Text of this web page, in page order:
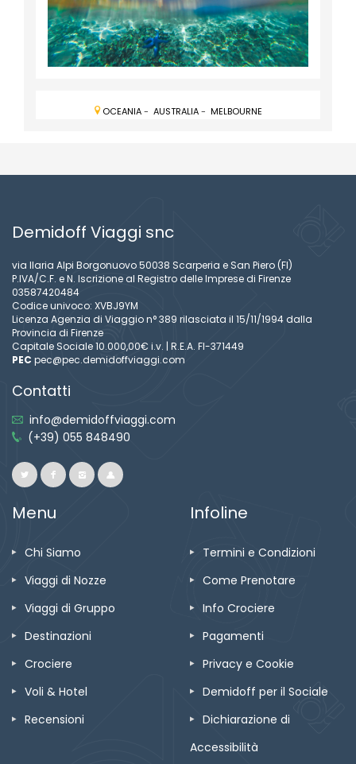
OCEANIA- AUSTRALIA- MELBOURNE
Demidoff Viaggi snc
via Ilaria Alpi Borgonuovo 50038 Scarperia e San Piero (FI)
P.IVA/C.F. e N. Iscrizione al Registro delle Imprese di Firenze
03587420484
Codice univoco: XVBJ9YM
Licenza Agenzia di Viaggio n° 389 rilasciata il 15/11/1994 dalla
Provincia di Firenze
Capitale Sociale 10.000,00€ i.v. | R.E.A. FI-371449
PEC pec@pec.demidoffviaggi.com
Contatti
info@demidoffviaggi.com
(+39) 055 848490
Menu
Chi Siamo
Viaggi di Nozze
Viaggi di Gruppo
Destinazioni
Crociere
Voli & Hotel
Recensioni
Infoline
Termini e Condizioni
Come Prenotare
Info Crociere
Pagamenti
Privacy e Cookie
Demidoff per il Sociale
Dichiarazione di
Accessibilità